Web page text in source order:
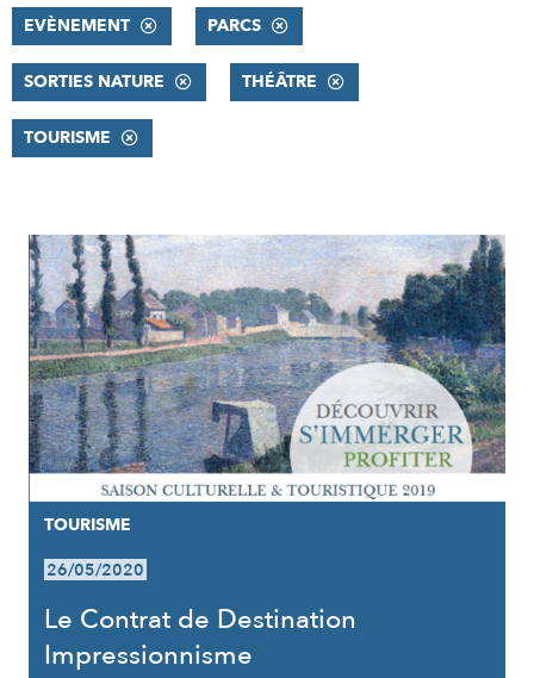
EVÈNEMENT PARCS
SORTIES NATURE THÉÂTRE
TOURISME
RÉSULTATS
TOURISME
26/05/2020
Le Contrat de Destination
Impressionnisme